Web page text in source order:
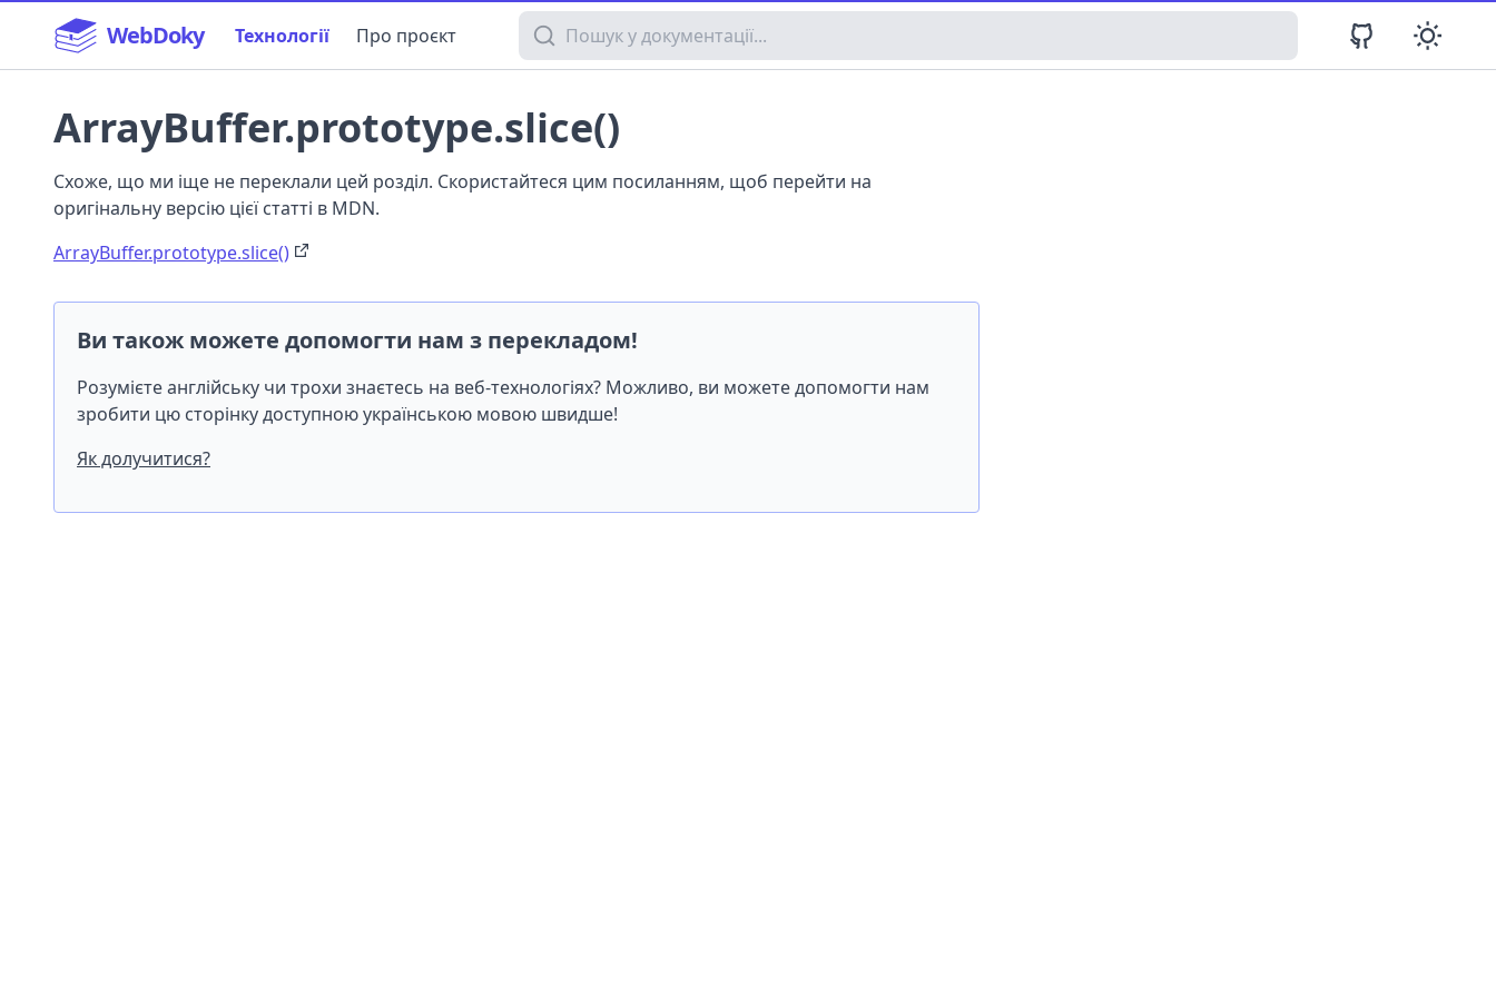
WebDoky Технології Про проєкт Пошук у документації
ArrayBuffer.prototype.slice()
Схоже, що ми іще не переклали цей розділ. Скористайтеся цим посиланням, щоб перейти на
оригінальну версію цієї статті в MDN.
ArrayBuffer.prototype.slice()
Ви також можете допомогти нам з перекладом!
Розумієте англійську чи трохи знаєтесь на веб-технологіях? Можливо, ви можете допомогти нам
зробити цю сторінку доступною українською мовою швидше!
Як долучитися?